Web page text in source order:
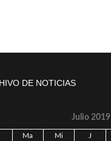
DE NOTICIAS
Julio 2019
Ma Mi J